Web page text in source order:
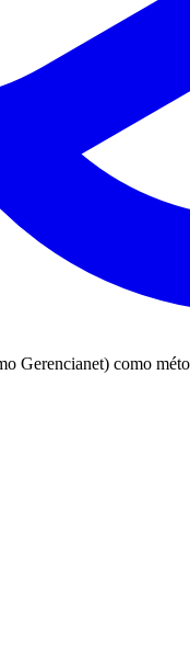
Gerencianet) como